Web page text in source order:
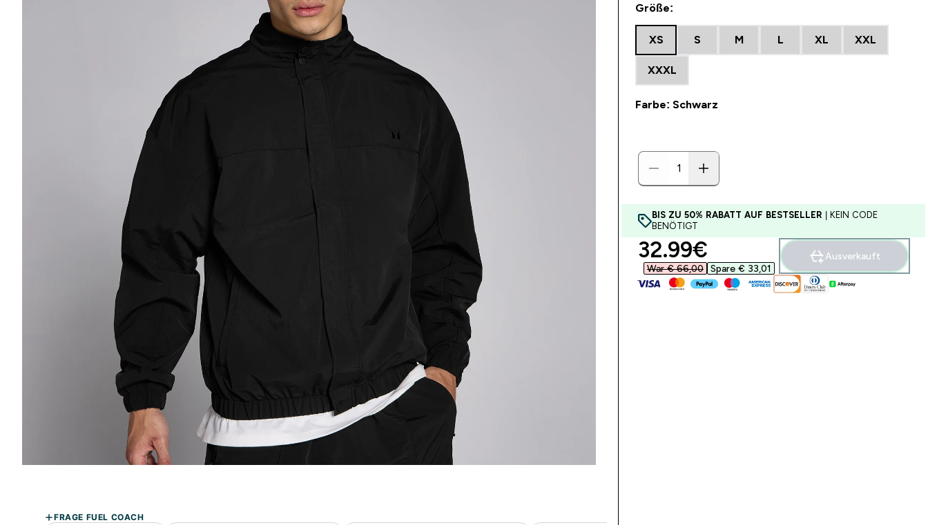
Größe:
XS S M L XL XXL
XXXL
Farbe: Schwarz
BIS ZU 50% RABATT AUF BESTSELLER | KEIN CODE
BENÖTIGT
discounted price
32.99€‎
War € 66,00‎ Spare € 33,01‎
Ausverkauft